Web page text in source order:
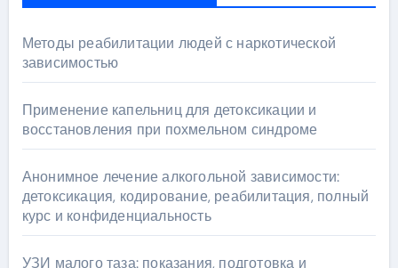
Методы реабилитации людей с наркотической
зависимостью
Применение капельниц для детоксикации и
восстановления при похмельном синдроме
Анонимное лечение алкогольной зависимости:
детоксикация, кодирование, реабилитация, полный
курс и конфиденциальность
УЗИ малого таза: показания, подготовка и